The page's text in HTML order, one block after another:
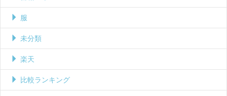
服
未分類
楽天
比較ランキング